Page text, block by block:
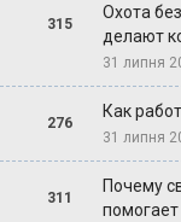
315
Охота
делают
31 липня
276
Как
31 липня
311
Почему